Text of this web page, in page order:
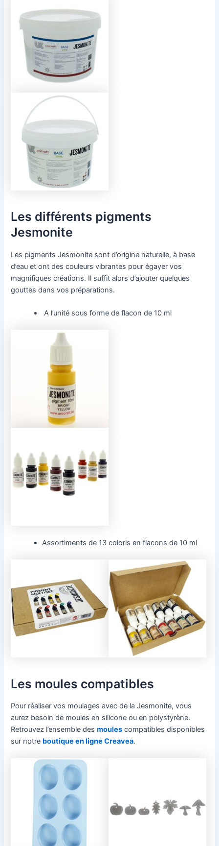
Les différents pigments
Jesmonite
Les pigments Jesmonite sont d’origine naturelle, à base
d’eau et ont des couleurs vibrantes pour égayer vos
magnifiques créations. Il suffit alors d’ajouter quelques
gouttes dans vos préparations.
A l’unité sous forme de flacon de 10 ml
Assortiments de 13 coloris en flacons de 10 ml
Les moules compatibles
Pour réaliser vos moulages avec de la Jesmonite, vous
aurez besoin de moules en silicone ou en polystyrène.
Retrouvez l’ensemble desmoules compatibles disponibles
sur notre boutique en ligne Creavea.